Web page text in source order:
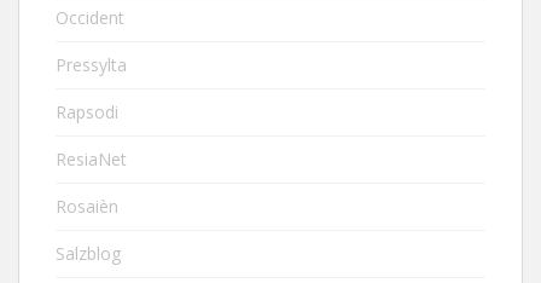
Occident
Pressylta
Rapsodi
ResiaNet
Rosaièn
Salzblog